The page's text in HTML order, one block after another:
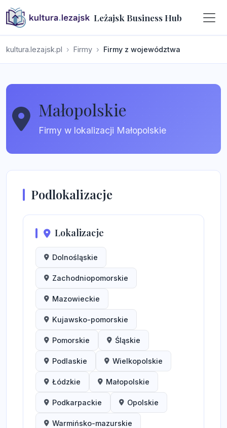
Leżajsk Business Hub
kultura.lezajsk.pl Firmy Firmy z województwa
Małopolskie
Firmy w lokalizacji Małopolskie
Podlokalizacje
Lokalizacje
Dolnośląskie
Zachodniopomorskie
Mazowieckie
Kujawsko-pomorskie
Pomorskie Śląskie
Podlaskie Wielkopolskie
Łódzkie Małopolskie
Podkarpackie Opolskie
Warmińsko-mazurskie